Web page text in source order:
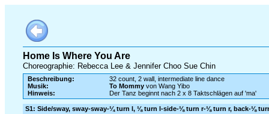
Home Is Where You Are
Choreographie: Rebecca Lee & Jennifer Choo Sue Chin
Beschreibung:
32 count, 2 wall, intermediate line dance
Musik:
To Mommyvon Wang Yibo
Hinweis:
Der Tanz beginnt nach 2 x 8 Taktschlägen auf 'ma'
S1: Side/sway, sway-sway-¼ turn l, ⅛ turn l-side-⅛ turn r-⅛ turn r, back-⅛